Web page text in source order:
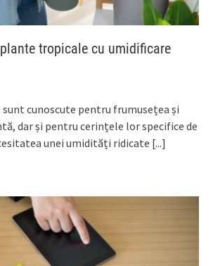
tropicale cu umidificare
cunoscute pentru frumusețea și
dar și pentru cerințele lor specifice de
unei umidități ridicate [...]